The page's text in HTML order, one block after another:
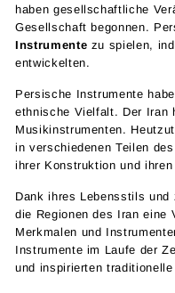
haben gesellschaftliche
Gesellschaft begonnen.
Instrumente zu spielen,
entwickelten.
Persische Instrumente
ethnische Vielfalt. Der Iran
Musikinstrumenten.
in verschiedenen Teilen
ihrer Konstruktion und
Dank ihres Lebensstils und
die Regionen des Iran eine
Merkmalen und
Instrumente im Laufe der
und inspirierten